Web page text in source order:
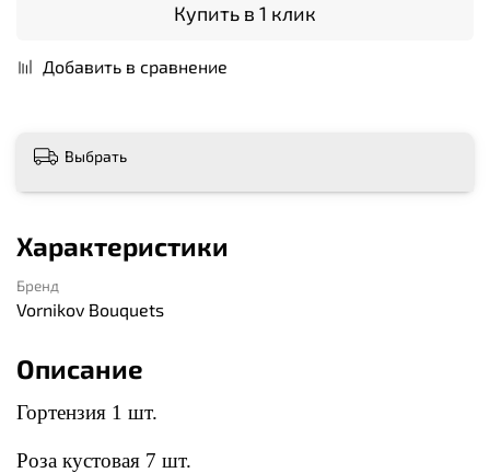
Купить в 1 клик
Добавить в сравнение
Выбрать
Характеристики
Бренд
Vornikov Bouquets
Описание
Гортензия 1 шт.
Роза кустовая 7 шт.